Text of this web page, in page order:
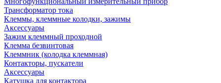
Трансформатор тока
Клеммы, клеммные колодки, зажимы
Аксессуары
Зажим клеммный проходной
Клемма безвинтовая
Клеммник (колодка клеммная)
Контакторы, пускатели
Аксессуары
Катушка для контактора